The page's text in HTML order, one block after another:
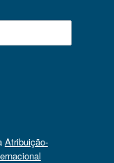
Atribuição-